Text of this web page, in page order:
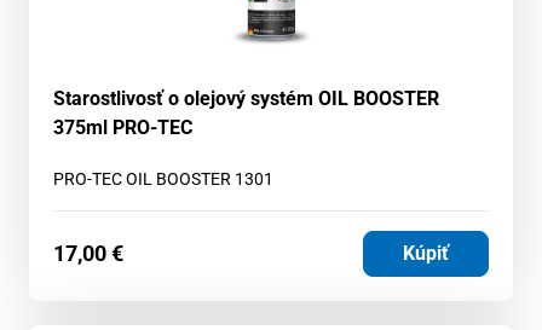
Starostlivosť o olejový systém OIL BOOSTER
375ml PRO-TEC
PRO-TEC OIL BOOSTER 1301
17,00€ Kúpiť